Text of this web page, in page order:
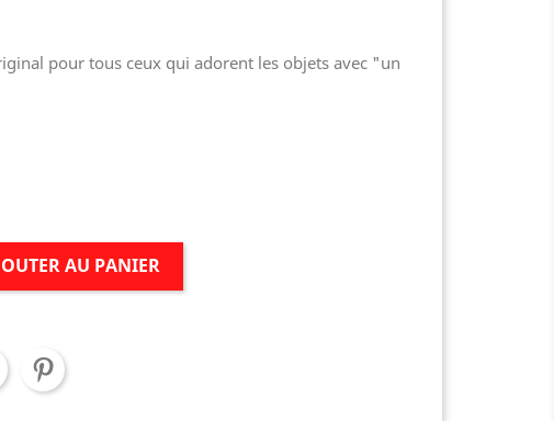
pour tous ceux qui adorent les objets avec "un
AU PANIER